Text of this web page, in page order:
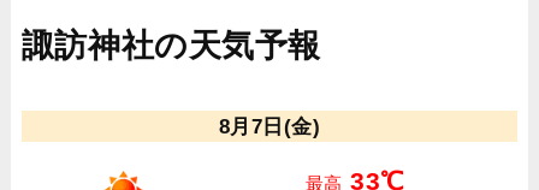
諏訪神社の天気予報
8月7日(金)
最高 33℃